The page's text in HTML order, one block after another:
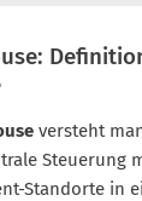
versteht
Steuerung
Standorte in